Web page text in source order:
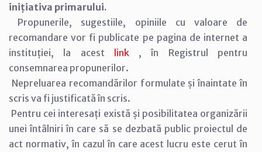
inițiativa primarului.
Propunerile, sugestiile, opiniile cu valoare de
recomandare vor fi publicate pe pagina de internet a
instituției, la acest link, în Registrul pentru
consemnarea propunerilor.
Nepreluarea recomandărilor formulate și înaintate în
scris va fi justificată în scris.
Pentru cei interesați există și posibilitatea organizării
unei întâlniri în care să se dezbată public proiectul de
act normativ, în cazul în care acest lucru este cerut în